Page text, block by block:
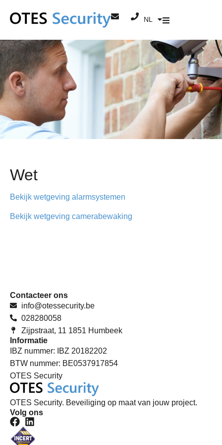
NL
FR
Wet
Bekijk wetgeving alarmsystemen
Bekijk wetgeving camerabewaking
Contacteer ons
info@otessecurity.be
028280058
Zijpstraat, 11 1851 Humbeek
Informatie
IBZ nummer: IBZ 20182202
BTW nummer: BE0537917854
OTES Security
OTES Security. Beveiliging op maat van jouw project.
Volg ons